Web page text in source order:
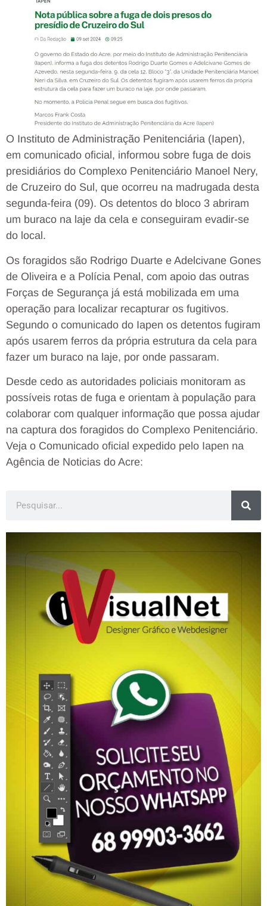
O Instituto de Administração Penitenciária (Iapen),
em comunicado oficial, informou sobre fuga de dois
presidiários do Complexo Penitenciário Manoel Nery,
de Cruzeiro do Sul, que ocorreu na madrugada desta
segunda-feira (09). Os detentos do bloco 3 abriram
um buraco na laje da cela e conseguiram evadir-se
do local.
Os foragidos são Rodrigo Duarte e Adelcivane Gones
de Oliveira e a Polícia Penal, com apoio das outras
Forças de Segurança já está mobilizada em uma
operação para localizar recapturar os fugitivos.
Segundo o comunicado do Iapen os detentos fugiram
após usarem ferros da própria estrutura da cela para
fazer um buraco na laje, por onde passaram.
Desde cedo as autoridades policiais monitoram as
possíveis rotas de fuga e orientam à população para
colaborar com qualquer informação que possa ajudar
na captura dos foragidos do Complexo Penitenciário.
Veja o Comunicado oficial expedido pelo Iapen na
Agência de Noticias do Acre: